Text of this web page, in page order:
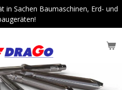
in Sachen Baumaschinen, Erd- und